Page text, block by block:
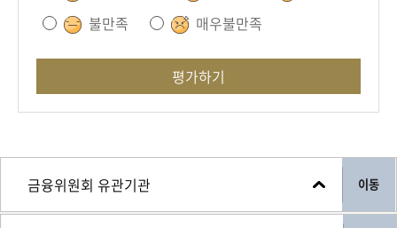
불만족
매우불만족
평가하기
이동